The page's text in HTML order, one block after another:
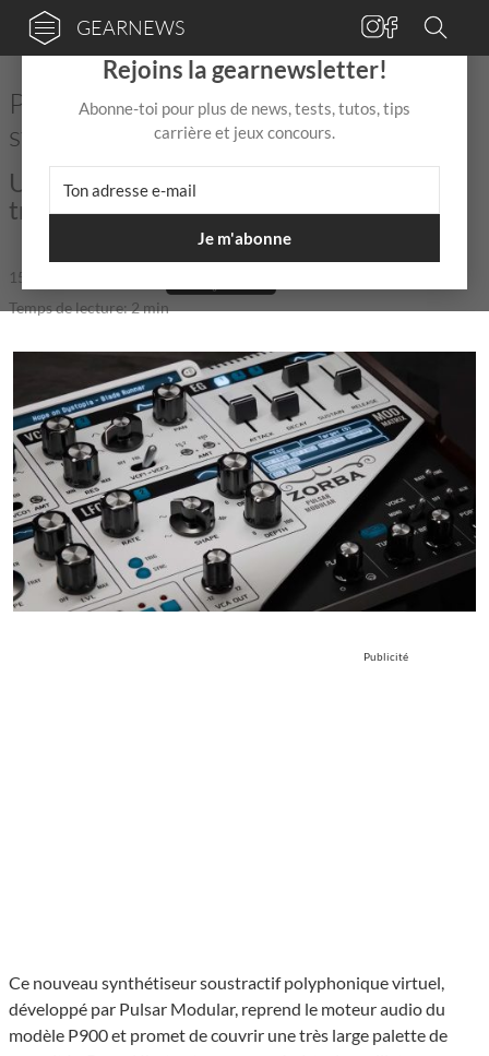
GEARNEWS
Pulsar Modular présente le
synthétiseur Zorba
Un nouveau synthétiseur prétendant au
trône ?
15 Mai
Temps de lecture: 2 min
Publicité
Ce nouveau synthétiseur soustractif polyphonique virtuel,
développé par Pulsar Modular, reprend le moteur audio du
modèle P900 et promet de couvrir une très large palette de
×
Rejoins la gearnewsletter!
Abonne-toi pour plus de news, tests, tutos, tips
carrière et jeux concours.
Je m'abonne